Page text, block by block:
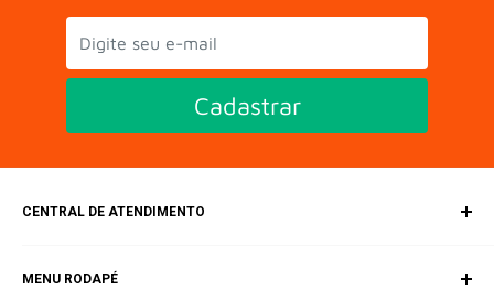
Cadastrar
CENTRAL DE ATENDIMENTO
MENU RODAPÉ